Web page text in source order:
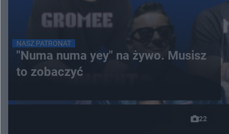
NASZ PATRONAT
"Numa numa yey" na żywo. Musisz
to zobaczyć
22